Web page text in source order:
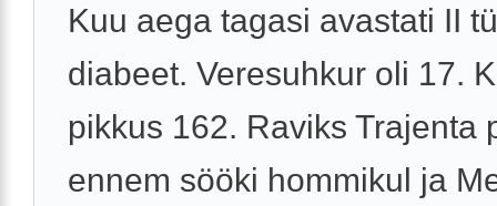
Kuu aega tagasi avastati II
diabeet. Veresuhkur oli 17.
pikkus 162. Raviks Trajenta
ennem sööki hommikul ja